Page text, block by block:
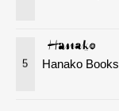
5 Hanako Books